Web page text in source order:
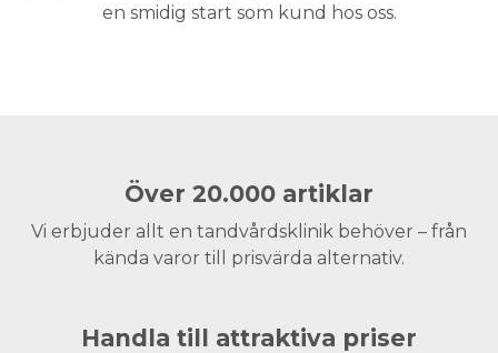
en smidig start som kund hos oss.
Över 20.000 artiklar
Vi erbjuder allt en tandvårdsklinik behöver – från
kända varor till prisvärda alternativ.
Handla till attraktiva priser